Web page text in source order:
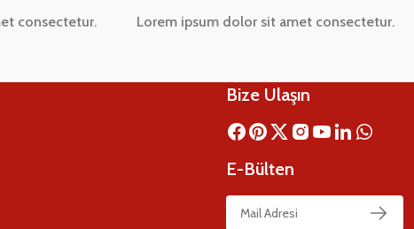
consectetur. Lorem ipsum dolor sit amet consectetur.
Bize Ulaşın
E-Bülten